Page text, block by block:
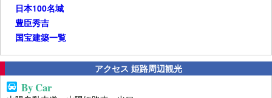
日本100名城
豊臣秀吉
国宝建築一覧
アクセス 姫路周辺観光
By Car